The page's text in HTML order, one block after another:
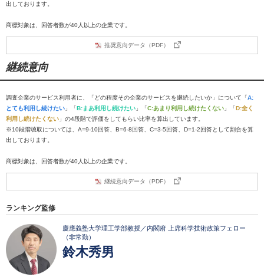
出しております。
商標対象は、回答者数が40人以上の企業です。
推奨意向データ（PDF）
継続意向
調査企業のサービス利用者に、「どの程度その企業のサービスを継続したいか」について「A:
とても利用し続けたい 」「B:まあ利用し続けたい 」「C:あまり利用し続けたくない 」「D:全く
利用し続けたくない 」の4段階で評価をしてもらい比率を算出しています。
※10段階聴取については、A=9-10回答、B=6-8回答、C=3-5回答、D=1-2回答として割合を算
出しております。
商標対象は、回答者数が40人以上の企業です。
継続意向データ（PDF）
ランキング監修
慶應義塾大学理工学部教授／内閣府 上席科学技術政策フェロー
（非常勤）
鈴木秀男